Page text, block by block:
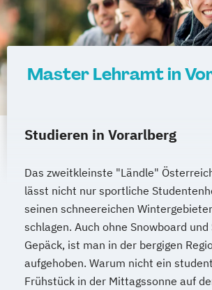
Master Lehramt in
Studieren in Vorarlberg
Das zweitkleinste "Ländle"
lässt nicht nur sportliche
seinen schneereichen
schlagen. Auch ohne Snowboard
Gepäck, ist man in der bergigen
aufgehoben. Warum nicht ein
Frühstück in der Mittagssonne auf